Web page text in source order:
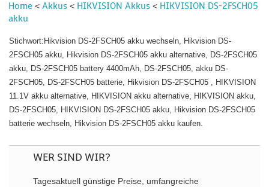
Home <Akkus < HIKVISION Akkus < HIKVISION DS-2FSCH05
akku
Stichwort:Hikvision DS-2FSCH05 akku wechseln, Hikvision DS-
2FSCH05 akku, Hikvision DS-2FSCH05 akku alternative, DS-2FSCH05
akku, DS-2FSCH05 battery 4400mAh, DS-2FSCH05, akku DS-
2FSCH05, DS-2FSCH05 batterie, Hikvision DS-2FSCH05 , HIKVISION
11.1V akku alternative, HIKVISION akku alternative, HIKVISION akku,
DS-2FSCH05, HIKVISION DS-2FSCH05 akku, Hikvision DS-2FSCH05
batterie wechseln, Hikvision DS-2FSCH05 akku kaufen.
WER SIND WIR?
Tagesaktuell günstige Preise, umfangreiche